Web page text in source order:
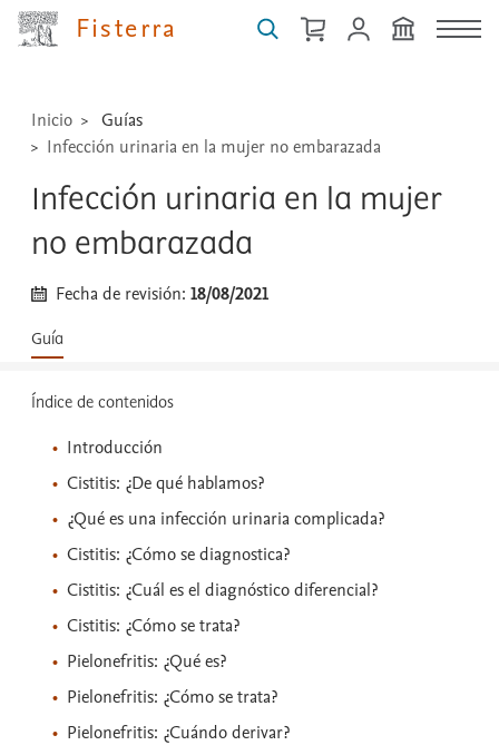
Fisterra
técnicas
...
Inicio
Guías
Infección urinaria en la mujer no embarazada
Infección urinaria en la mujer
no embarazada
Fecha de revisión:18/08/2021
Guía
Índice de contenidos
Introducción
Cistitis: ¿De qué hablamos?
¿Qué es una infección urinaria complicada?
Cistitis: ¿Cómo se diagnostica?
Cistitis: ¿Cuál es el diagnóstico diferencial?
Cistitis: ¿Cómo se trata?
Pielonefritis: ¿Qué es?
Pielonefritis: ¿Cómo se trata?
Pielonefritis: ¿Cuándo derivar?